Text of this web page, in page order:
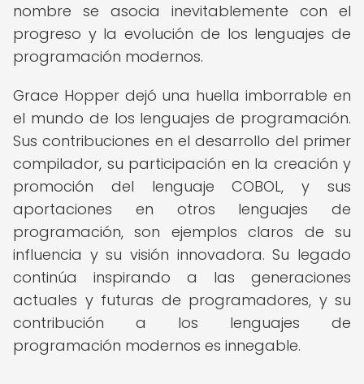
nombre se asocia inevitablemente con el
progreso y la evolución de los lenguajes de
programación modernos.
Grace Hopper dejó una huella imborrable en
el mundo de los lenguajes de programación.
Sus contribuciones en el desarrollo del primer
compilador, su participación en la creación y
promoción del lenguaje COBOL, y sus
aportaciones en otros lenguajes de
programación, son ejemplos claros de su
influencia y su visión innovadora. Su legado
continúa inspirando a las generaciones
actuales y futuras de programadores, y su
contribución a los lenguajes de
programación modernos es innegable.